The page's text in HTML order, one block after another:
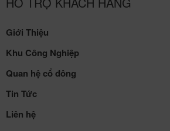
Giới Thiệu
Khu Công Nghiệp
Quan hệ cổ đông
Tin Tức
Liên hệ